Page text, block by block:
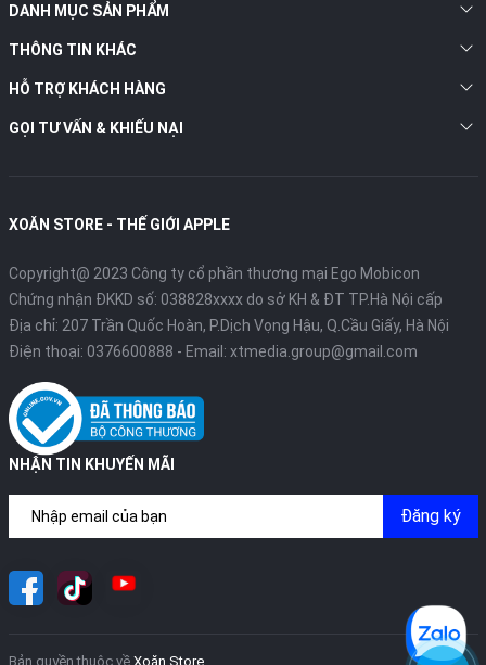
DANH MỤC SẢN PHẨM
THÔNG TIN KHÁC
HỖ TRỢ KHÁCH HÀNG
GỌI TƯ VẤN & KHIẾU NẠI
XOĂN STORE - THẾ GIỚI APPLE
Copyright@ 2023 Công ty cổ phần thương mại Ego Mobicon
Chứng nhận ĐKKD số: 038828xxxx do sở KH & ĐT TP.Hà Nội cấp
Địa chỉ: 207 Trần Quốc Hoàn, P.Dịch Vọng Hậu, Q.Cầu Giấy, Hà Nội
Điện thoại: 0376600888 - Email: xtmedia.group@gmail.com
NHẬN TIN KHUYẾN MÃI
Đăng ký
Bản quyền thuộc về Xoăn Store